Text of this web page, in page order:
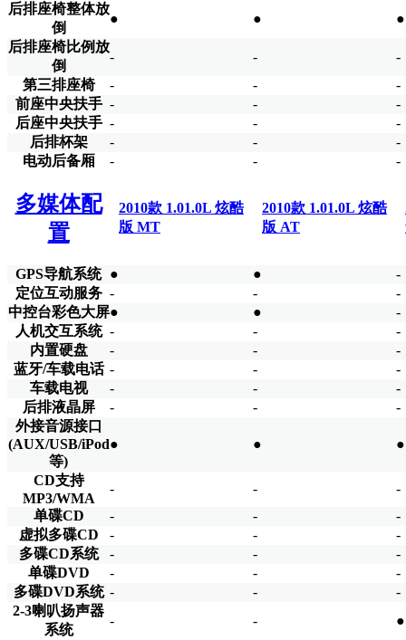
后排座椅整体放
倒
● ●
●
后排座椅比例放
倒
- -
-
第三排座椅
- -
-
前座中央扶手 - -
-
后座中央扶手 - -
-
后排杯架
- -
-
电动后备厢
- - -
多媒体配
置
2010款 1.01.0L 炫酷
版 MT
2010款 1.01.0L 炫酷
版 AT
GPS导航系统 ● ●
-
定位互动服务 - -
-
中控台彩色大屏● ●
-
人机交互系统 - -
-
内置硬盘
- -
-
蓝牙/车载电话 - -
-
车载电视
- -
-
后排液晶屏
- -
-
外接音源接口
(AUX/USB/iPod
等)
● ● ●
CD支持
MP3/WMA
- -
-
单碟CD
- -
-
虚拟多碟CD
- -
-
多碟CD系统
- -
-
单碟DVD
- -
-
多碟DVD系统 - -
-
2-3喇叭扬声器
系统
- -
●